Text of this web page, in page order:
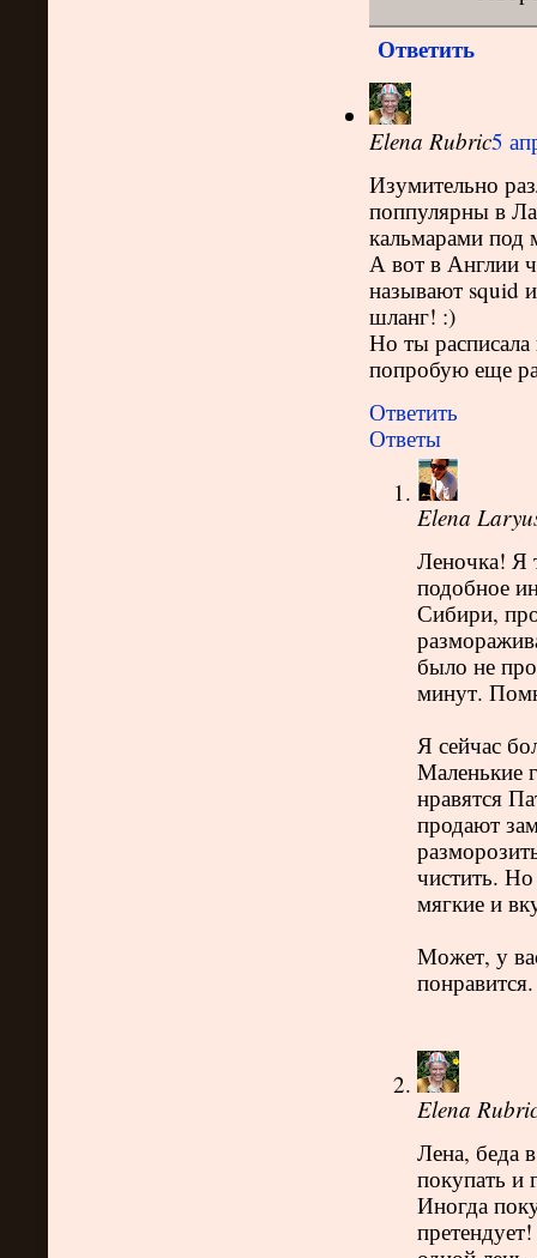
Ответить
Elena Rubric5
Изумительно
поппулярны в
кальмарами под
А вот в Англии
называют squid
шланг! :)
Но ты расписала
попробую еще
Ответить
Ответы
Elena
Леночка! Я
подобное
Сибири,
было не
минут.
Я сейчас
Маленькие
нравятся
продают
чистить.
мягкие и
Может, у
понравится.
Elena
Лена, беда
покупать и
Иногда